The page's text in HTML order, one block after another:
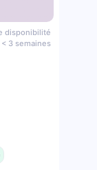
disponibilité
< 3 semaines